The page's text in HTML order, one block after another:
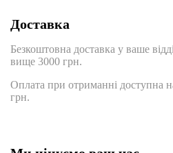
Доставка
Безкоштовна доставка у ваше
вище 3000 грн.
Оплата при отриманні доступна
грн.